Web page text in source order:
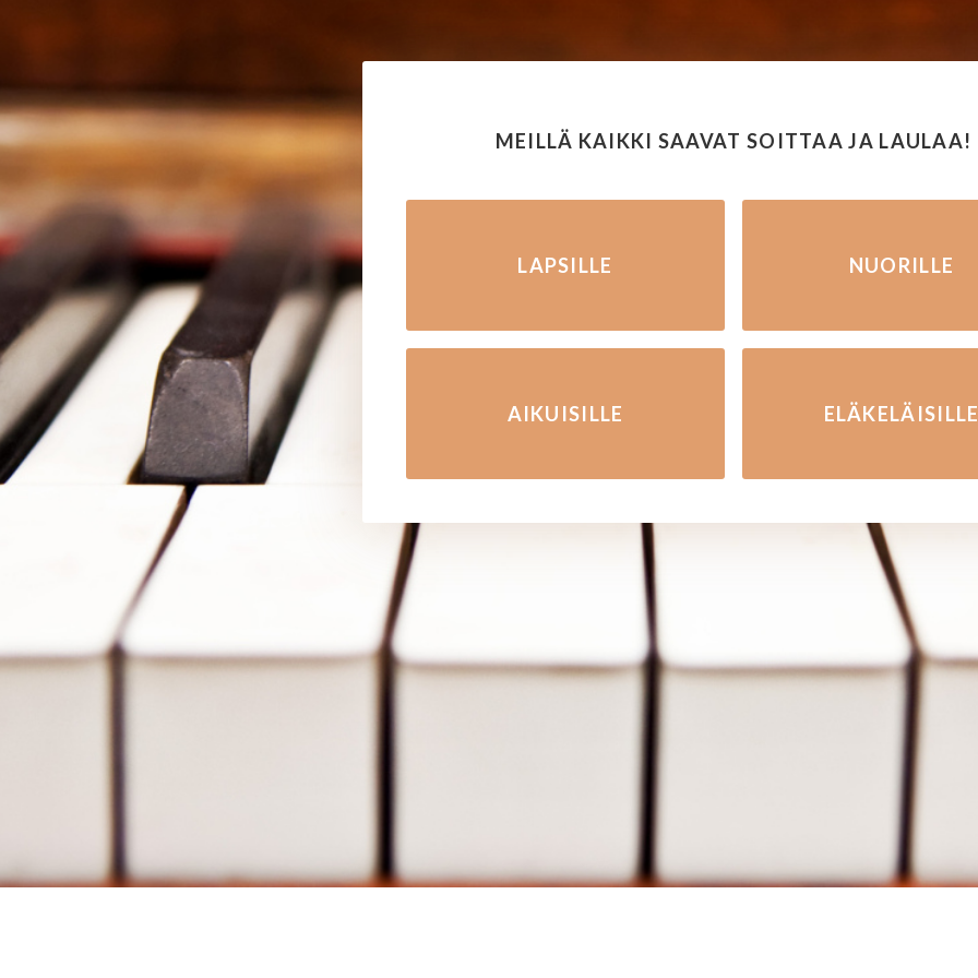
MEILLÄ KAIKKI SAAVAT SOITTAA JA LAULAA!
LAPSILLE NUORILLE
AIKUISILLE